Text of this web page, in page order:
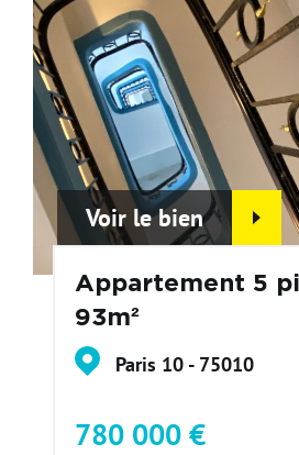
Voir le bien
Appartement 5
93m²
Paris 10 - 75010
780 000 €